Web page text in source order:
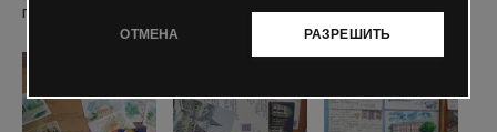
ОТМЕНА РАЗРЕШИТЬ
письма с пожеланиями ответы.